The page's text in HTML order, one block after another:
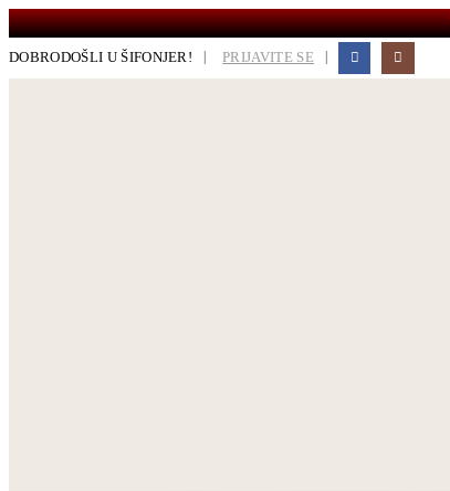
DOBRODOŠLI U ŠIFONJER! PRIJAVITE SE